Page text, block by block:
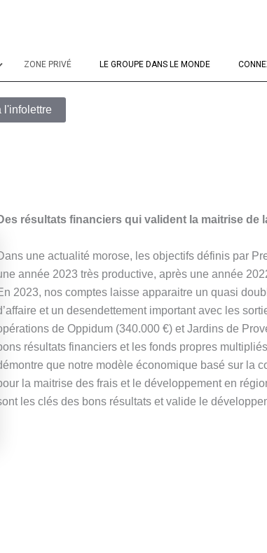
l'infolettre
résultats financiers qui valident la maitrise de
une actualité morose, les objectifs définis par
année 2023 très productive, après une année
2023, nos comptes laisse apparaitre un quasi
et un desendettement important avec les
de Oppidum (340.000 €) et Jardins de
résultats financiers et les fonds propres
que notre modèle économique basé sur la
la maitrise des frais et le développement en
les clés des bons résultats et valide le
*
ZONE PRIVÉ LE GROUPE DANS LE MONDE